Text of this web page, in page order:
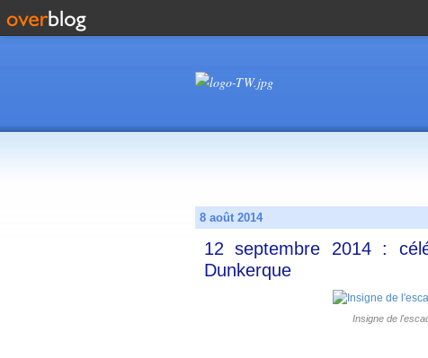
8 août 2014
12 septembre 2014 :
Dunkerque
Insigne de